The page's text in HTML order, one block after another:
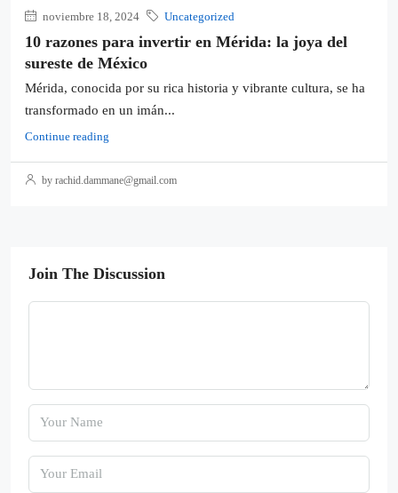
noviembre 18, 2024 Uncategorized
10 razones para invertir en Mérida: la joya del
sureste de México
Mérida, conocida por su rica historia y vibrante cultura, se ha
transformado en un imán...
Continue reading
by rachid.dammane@gmail.com
Join The Discussion